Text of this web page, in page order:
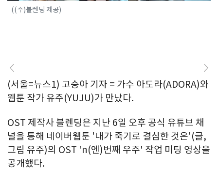
((주)블렌딩 제공)
(서울=뉴스1) 고승아 기자 = 가수 아도라(ADORA)와
웹툰 작가 유주(YUJU)가 만났다.
OST 제작사 블렌딩은 지난 6일 오후 공식 유튜브 채
널을 통해 네이버웹툰 '내가 죽기로 결심한 것은'(글,
그림 유주)의 OST 'n(엔)번째 우주' 작업 미팅 영상을
공개했다.